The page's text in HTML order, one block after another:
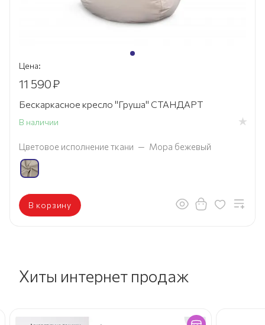
Цена:
11 590₽
Бескаркасное кресло "Груша" СТАНДАРТ
В наличии
Цветовое исполнение ткани — Мора бежевый
В корзину
Хиты интернет продаж